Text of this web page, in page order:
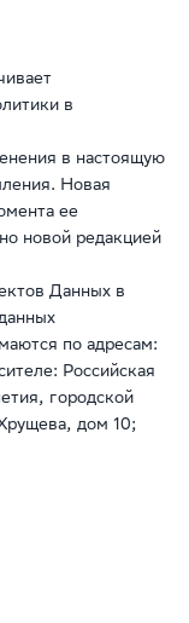
в
в настоящую
Новая
ее
новой редакцией
Данных в
по адресам:
Российская
городской
дом 10;